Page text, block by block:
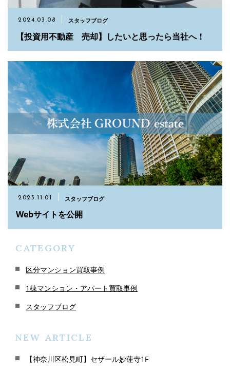
2024.03.08 スタッフブログ
【投資用不動産 売却】したいと思ったら当社へ！
2023.11.01 スタッフブログ
Webサイトを公開
CATEGORY
区分マンション買取事例
1棟マンション・アパート買取事例
スタッフブログ
NEW ARTICLE
【神奈川区松見町】セザール妙蓮寺1F